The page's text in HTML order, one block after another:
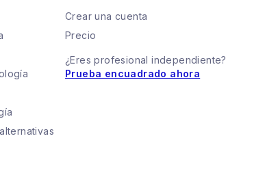
Crear una cuenta
Precio
¿Eres profesional independiente?
Prueba encuadrado ahora